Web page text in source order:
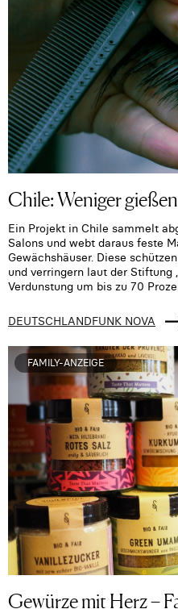
Chile: Weniger
Ein Projekt in Chile sammelt
Salons und webt daraus feste
Gewächshäuser. Diese
und verringern laut der Stiftung
Verdunstung um bis zu 70
DEUTSCHLANDFUNK NOVA
FAMILY-ANZEIGE
Gewürze mit Herz –